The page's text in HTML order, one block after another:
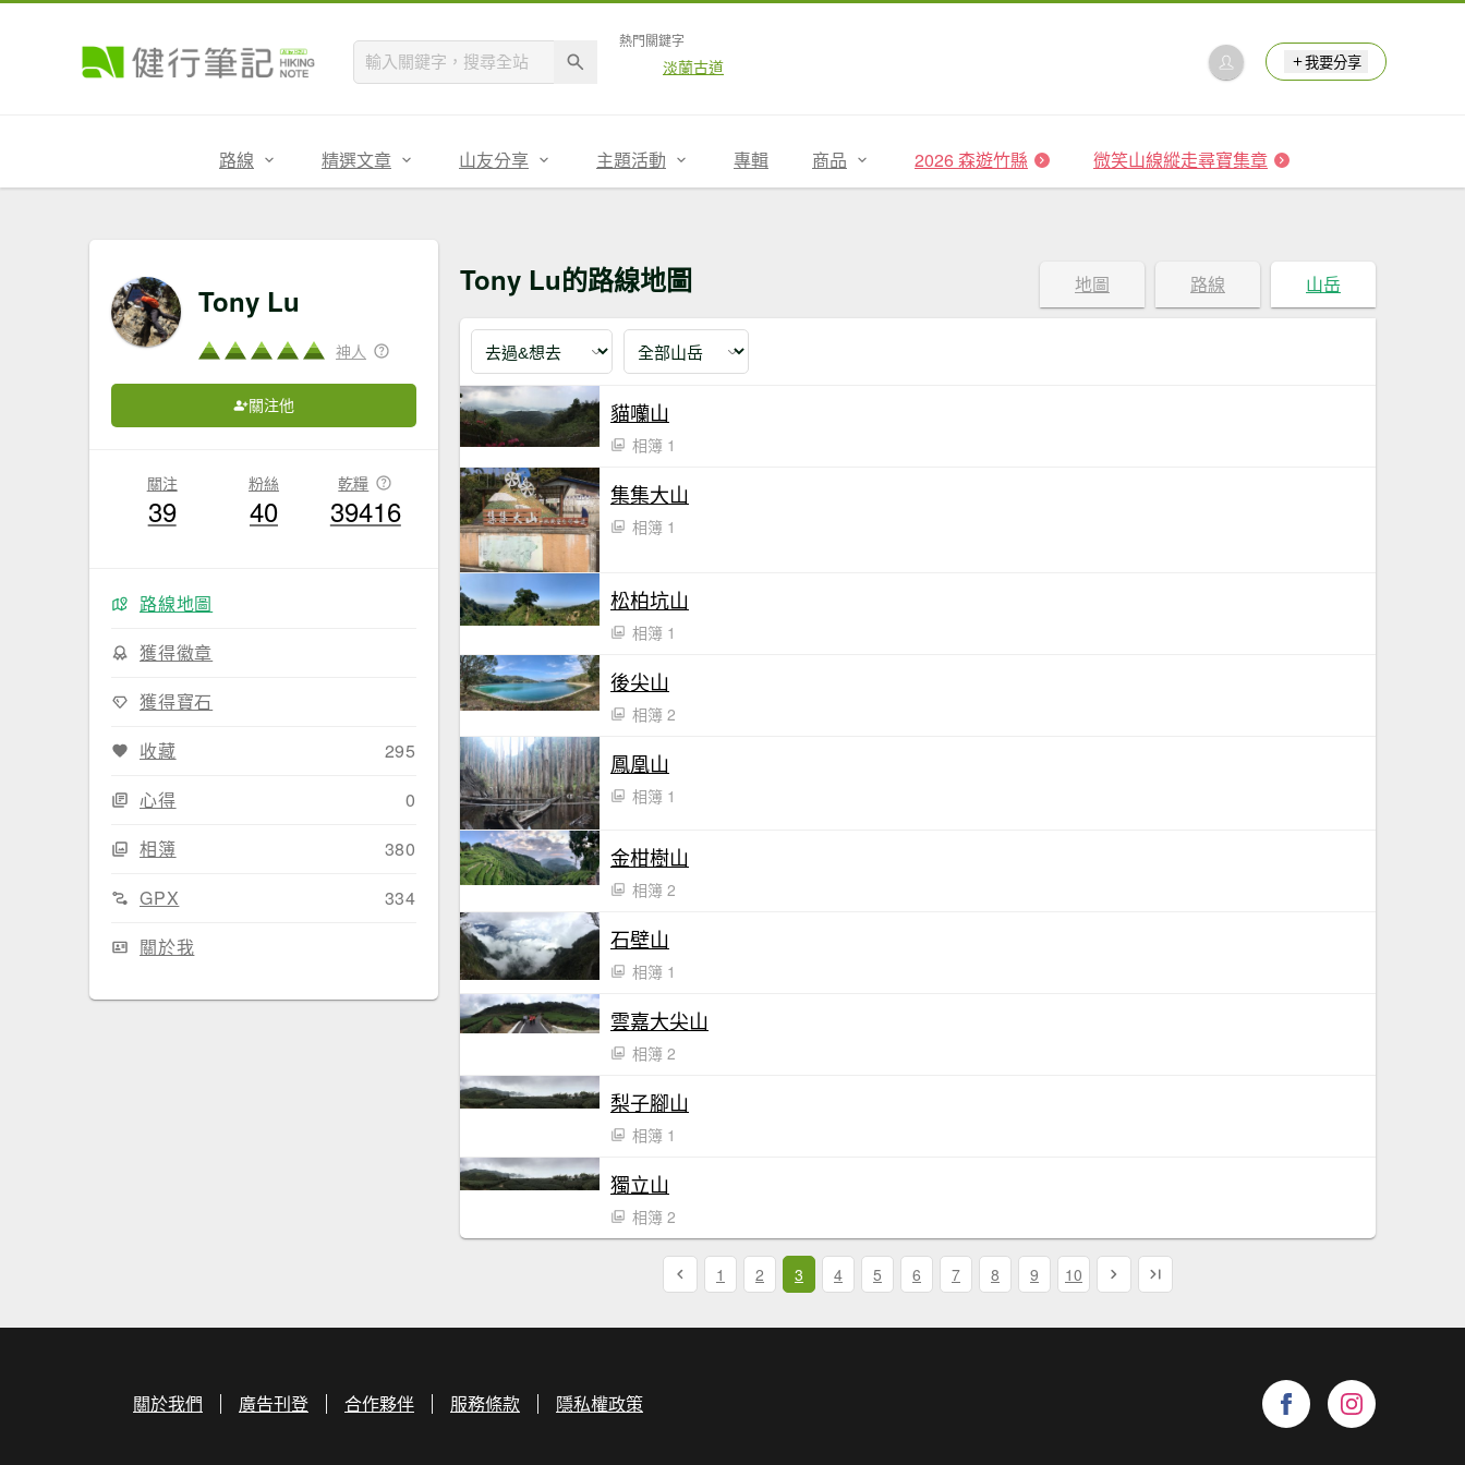
熱門關鍵字
淡蘭古道 我要分享
路線 精選文章 山友分享 主題活動 專輯 商品 2026 森遊竹縣 微笑山線縱走尋寶集章
Tony Lu
神人
關注他
關注
39
粉絲
40
乾糧
39416
路線地圖
獲得徽章
獲得寶石
收藏
295
心得
0
相簿
380
GPX
334
關於我
Tony Lu的路線地圖 地圖 路線 山岳
貓囒山
相簿 1
集集大山
相簿 1
松柏坑山
相簿 1
後尖山
相簿 2
鳳凰山
相簿 1
金柑樹山
相簿 2
石壁山
相簿 1
雲嘉大尖山
相簿 2
梨子腳山
相簿 1
獨立山
相簿 2
1 2 3 4 5 6 7 8 9 10
關於我們 廣告刊登 合作夥伴 服務條款 隱私權政策